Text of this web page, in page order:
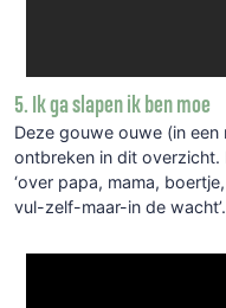
5. Ik ga slapen ik ben moe
Deze gouwe ouwe (in een
ontbreken in dit overzicht.
‘over papa, mama,
vul-zelf-maar-in de wacht’.